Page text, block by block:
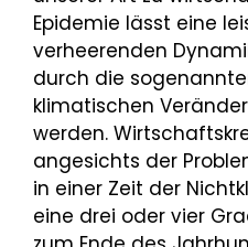
Epidemie lässt eine
verheerenden
durch die
klimatischen
werden.
angesichts der
in einer Zeit der
eine drei oder vier